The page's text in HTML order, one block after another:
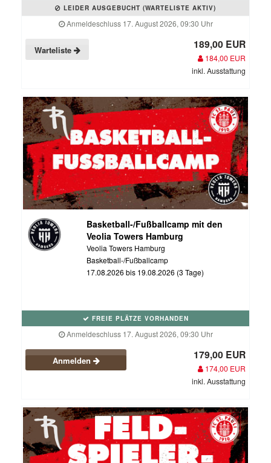
LEIDER AUSGEBUCHT (WARTELISTE AKTIV)
Anmeldeschluss 17. August 2026, 09:30 Uhr
Warteliste 189,00 EUR
184,00 EUR
inkl. Ausstattung
Basketball-/Fußballcamp mit den
Veolia Towers Hamburg
Veolia Towers Hamburg
Basketball-/Fußballcamp
17.08.2026 bis 19.08.2026 (3 Tage)
FREIE PLÄTZE VORHANDEN
Anmeldeschluss 17. August 2026, 09:30 Uhr
Anmelden 179,00 EUR
174,00 EUR
inkl. Ausstattung